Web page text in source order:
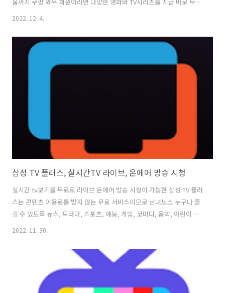
한 시청이 가능합니다. 쿠팡플레이는 추가 비용 없이, 와우 회원이라면
츠까지 한곳에서 야구 중계, 축구 중계, 스포츠 생중계는 물론 국내외 TV
시리즈와 영화, 키즈, 교육, 시사 프로그램, 다큐멘터리와 독점 해외 콘텐
츠까지, 와우 멤버십으로 시청이 가능합니다. 또, 쿠팡플레이는 한 계정
에 최대 5개의 프로필을 만들고 동시접속이 가능하여 취향에 맞는 콘텐
2022. 12. 4.
삼성 TV 플러스, 실시간TV 라이브, 온에어 방송 시청
실시간 tv보기를 무료로 라이브 온에어 방송 시청이 가능한 삼성 TV 플러
스는 콘텐츠 이용료를 받지 않는 무료 서비스이므로 남녀노소 누구나 즐
길 수 있도록 뉴스, 드라마, 스포츠, 예능, 게임, 코미디, 음악, 어린이 채
널까지 다양한 장르의 프리미엄 콘텐츠들이 준비되어 있다고 합니다. 언
TV 시리즈 드라마, 예능, 쇼핑 및 캠핑 등의 라이프스타일 그리고 KBO,
KBL, 프리미어리그, NBA, UFC까지 다양한 국내외 인기 스포츠를 시청
하실 수 있습니다. 또, 삼성 TV 플러스에는 실시간 tv보기를 통해 전 세계
어린이들을 위한 인기 애니메이션과 동요, 동화로 우리 아이까지 챙겨 볼
2022. 11. 30.